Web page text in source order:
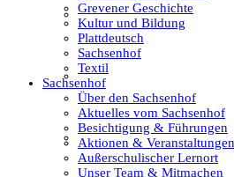
Grevener Geschichte
Kultur und Bildung
Plattdeutsch
Grevener Geschichte
Kultur und Bildung
Plattdeutsch
Sachsenhof
Textil
Sachsenhof
Über den Sachsenhof
Aktuelles vom Sachsenhof
Besichtigung & Führungen
Aktionen & Veranstaltungen
Außerschulischer Lernort
Unser Team & Mitmachen